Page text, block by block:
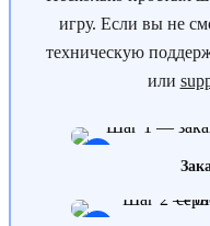
игру. Если вы не
техническую
или